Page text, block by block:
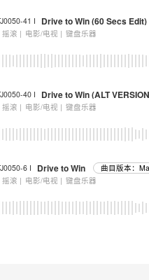
41 I Drive to Win (60 Secs Edit)
摇滚 | 电影/电视 | 键盘乐器
40 I Drive to Win (ALT
摇滚 | 电影/电视 | 键盘乐器
6 I Drive to Win
曲目版本：
摇滚 | 电影/电视 | 键盘乐器